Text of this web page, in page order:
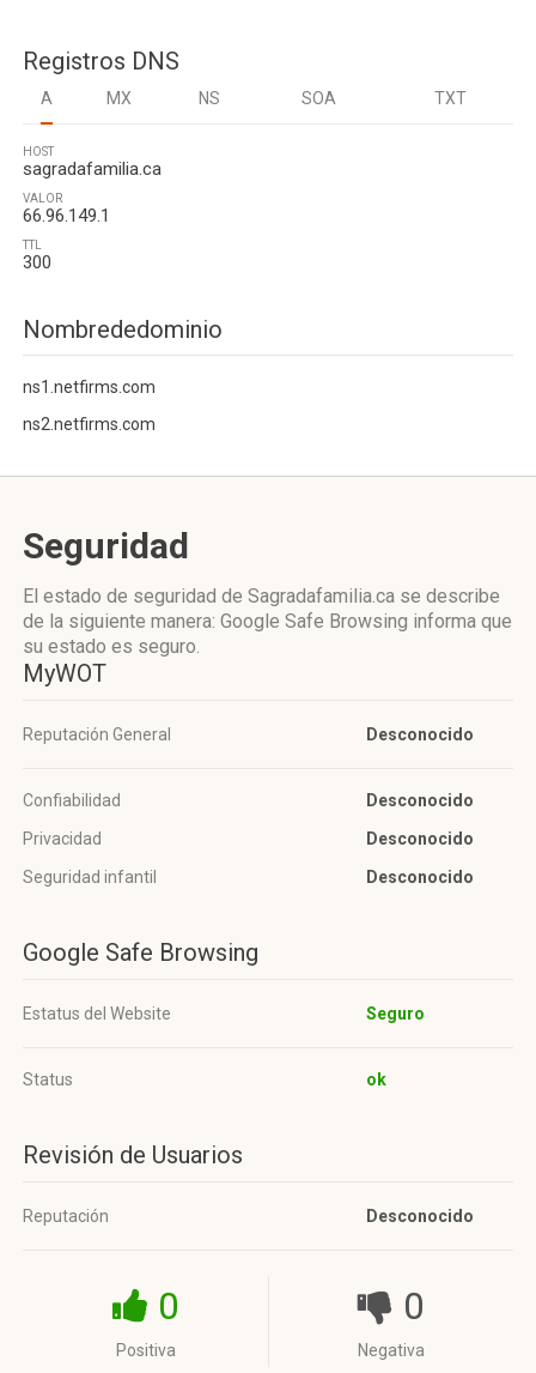
Registros DNS
A MX NS SOA TXT
HOST
sagradafamilia.ca
VALOR
66.96.149.1
TTL
300
Nombrededominio
ns1.netfirms.com
ns2.netfirms.com
Seguridad
El estado de seguridad de Sagradafamilia.ca se describe
de la siguiente manera: Google Safe Browsing informa que
su estado es seguro.
MyWOT
Reputación General Desconocido
Confiabilidad
Desconocido
Privacidad
Desconocido
Seguridad infantil
Desconocido
Google Safe Browsing
Estatus del Website Seguro
Status ok
Revisión de Usuarios
Reputación Desconocido
0
Positiva
0
Negativa